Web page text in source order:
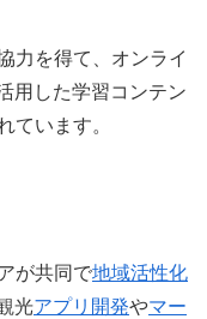
力を得て、オンライ
用した学習コンテン
ています。
が共同で地域活性化
光アプリ開発やマー